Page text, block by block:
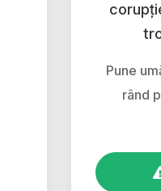
Pune
rând